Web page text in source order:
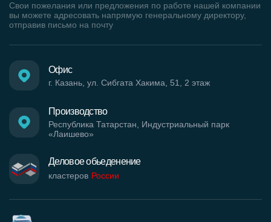
Деловое обьеденение
кластеров России
Производство
Республика Татарстан, Индустриальный парк
«Лаишево»
Офис
г. Казань, ул. Сибгата Хакима, 51, 2 этаж
Свои пожелания или предложения по работе нашей компании
вы можете адресовать напрямую генеральному директору,
отправив письмо на почту